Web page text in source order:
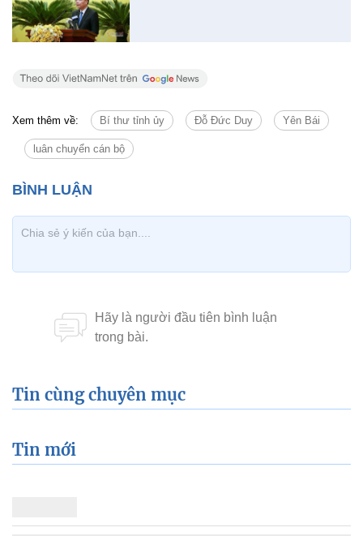
Xem thêm về: Bí thư tỉnh ủy Đỗ Đức Duy Yên Bái
luân chuyển cán bộ
Tin cùng chuyên mục
Tin mới